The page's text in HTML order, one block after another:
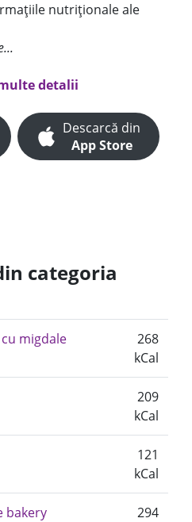
nutriționale ale
detalii
Descarcă din
App Store
categoria
migdale
268
kCal
209
kCal
121
kCal
bakery
294